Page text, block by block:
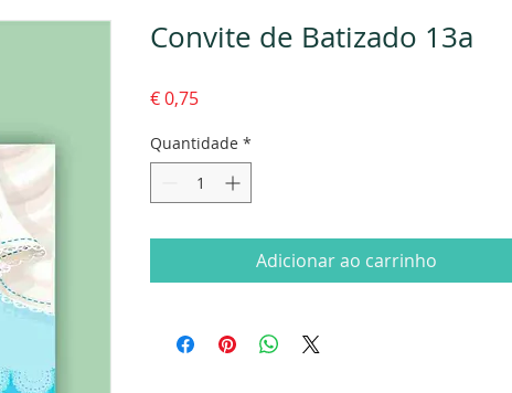
Convite de Batizado 13a
€ 0,75Preço
Quantidade *
Adicionar ao carrinho